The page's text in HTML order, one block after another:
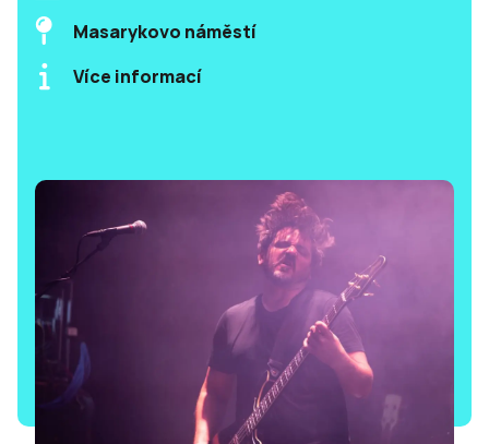
Masarykovo náměstí
Více informací